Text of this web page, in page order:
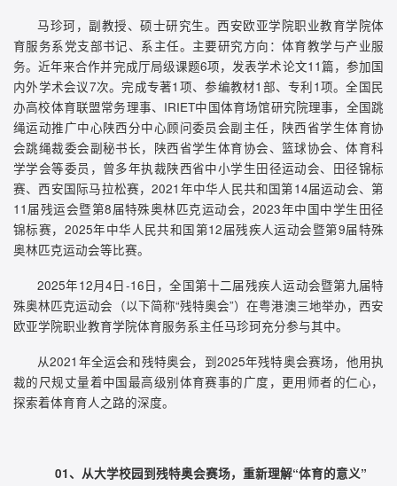
马珍珂，副教授、硕士研究生。西安欧亚学院职业教育学院体
育服务系党支部书记、系主任。主要研究方向：体育教学与产业服
务。近年来合作并完成厅局级课题6项，发表学术论文11篇，参加国
内外学术会议7次。完成专著1项、参编教材1部、专利1项。全国民
办高校体育联盟常务理事、IRIET中国体育场馆研究院理事，全国跳
绳运动推广中心陕西分中心顾问委员会副主任，陕西省学生体育协
会跳绳裁委会副秘书长，陕西省学生体育协会、篮球协会、体育科
学学会等委员，曾多年执裁陕西省中小学生田径运动会、田径锦标
赛、西安国际马拉松赛，2021年中华人民共和国第14届运动会、第
11届残运会暨第8届特殊奥林匹克运动会，2023年中国中学生田径
锦标赛，2025年中华人民共和国第12届残疾人运动会暨第9届特殊
奥林匹克运动会等比赛。
2025年12月4日-16日，全国第十二届残疾人运动会暨第九届特
殊奥林匹克运动会（以下简称“残特奥会”）在粤港澳三地举办，西安
欧亚学院职业教育学院体育服务系主任马珍珂充分参与其中。
从2021年全运会和残特奥会，到2025年残特奥会赛场，他用执
裁的尺规丈量着中国最高级别体育赛事的广度，更用师者的仁心，
探索着体育育人之路的深度。
01、从大学校园到残特奥会赛场，重新理解“体育的意义”